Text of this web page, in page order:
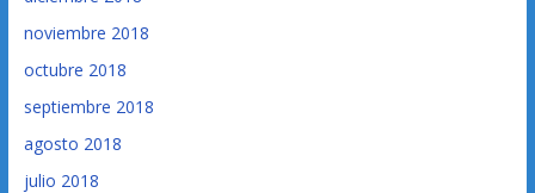
noviembre 2018
octubre 2018
septiembre 2018
agosto 2018
julio 2018